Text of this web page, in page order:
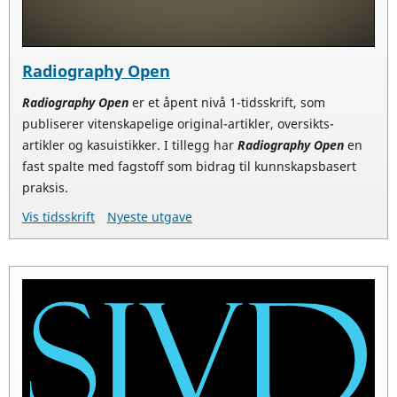
Radiography Open
Radiography Opener et åpent nivå 1-tidsskrift, som
publiserer vitenskapelige original-artikler, oversikts-
artikler og kasuistikker. I tillegg har Radiography Openen
fast spalte med fagstoff som bidrag til kunnskapsbasert
praksis.
Vis tidsskrift
Nyeste utgave